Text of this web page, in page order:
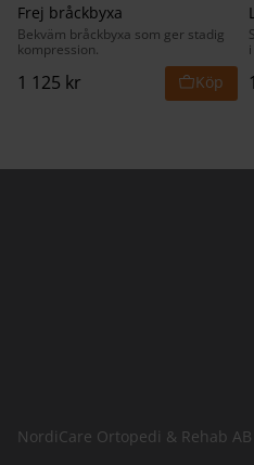
Frej bråckbyxa
Bekväm bråckbyxa som ger stadig
kompression.
1 125 kr
NordiCare Ortopedi & Rehab AB